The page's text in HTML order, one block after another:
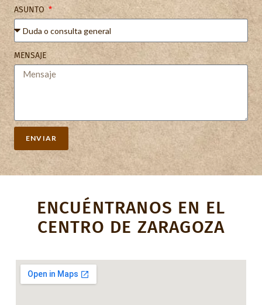
ASUNTO
MENSAJE
ENVIAR
ENCUÉNTRANOS EN EL
CENTRO DE ZARAGOZA